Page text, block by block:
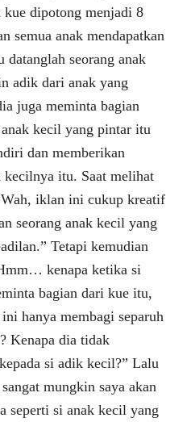
kue dipotong menjadi 8
semua anak mendapatkan
datanglah seorang anak
adik dari anak yang
juga meminta bagian
kecil yang pintar itu
dan memberikan
kecilnya itu. Saat melihat
iklan ini cukup kreatif
seorang anak kecil yang
Tetapi kemudian
kenapa ketika si
bagian dari kue itu,
hanya membagi separuh
Kenapa dia tidak
si adik kecil?” Lalu
mungkin saya akan
seperti si anak kecil yang